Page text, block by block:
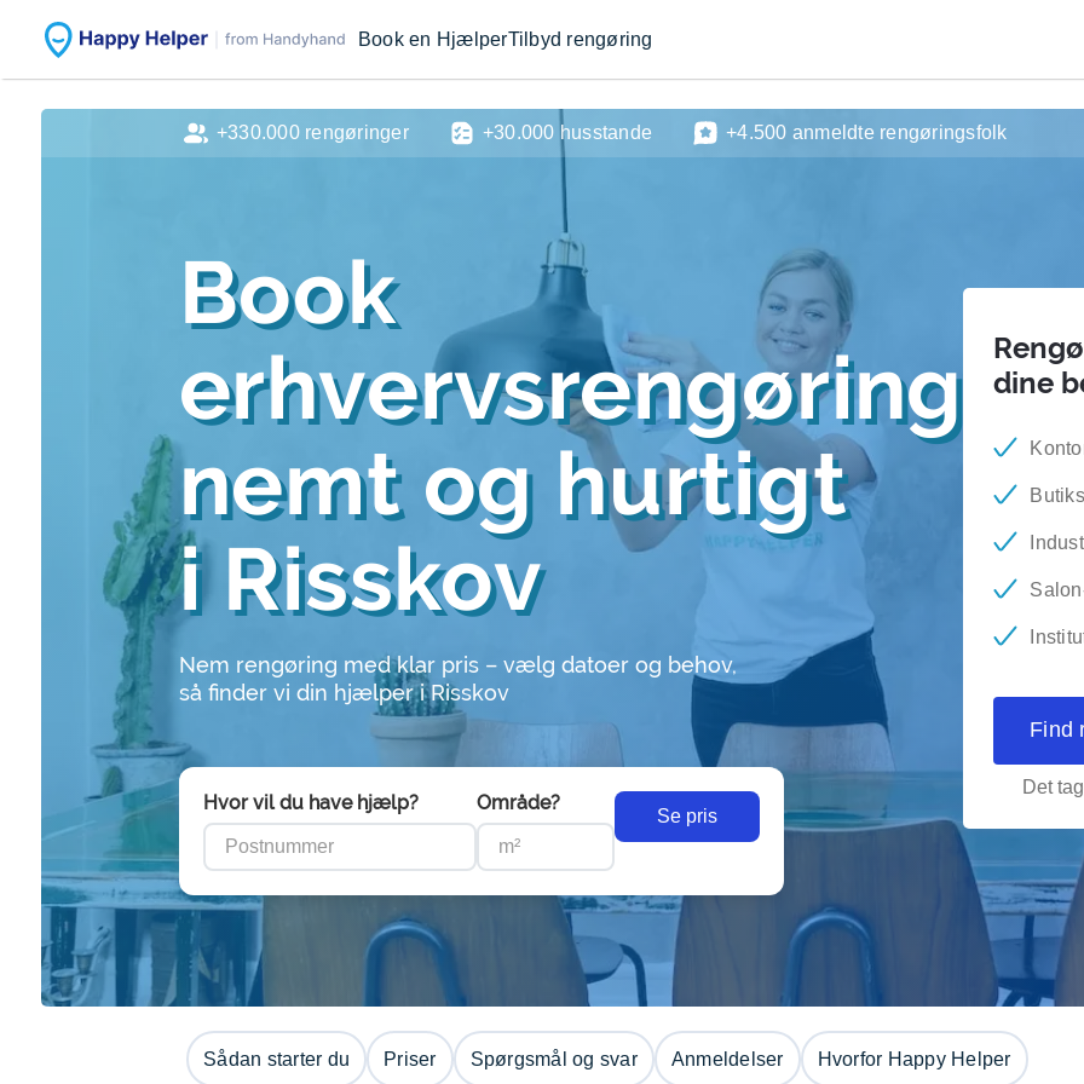
Book en HjælperTilbyd rengøring
Book
erhvervsrengøring
nemt og hurtigt
i Risskov
Nem rengøring med klar pris – vælg datoer og behov,
så finder vi din hjælper i Risskov
Hvor vil du have hjælp? Område?
Se pris
dine
Find
Det
+330.000 rengøringer +30.000 husstande +4.500 anmeldte rengøringsfolk
Sådan starter du Priser Spørgsmål og svar Anmeldelser Hvorfor Happy Helper